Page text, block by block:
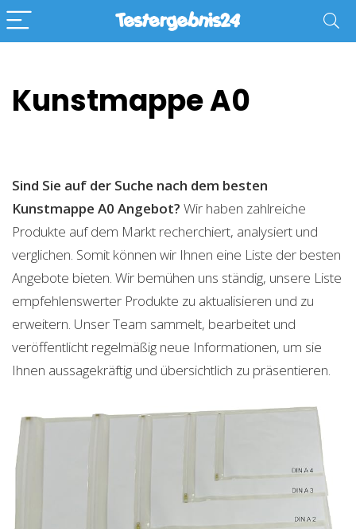
Kunstmappe A0
Sind Sie auf der Suche nach dem besten
Kunstmappe A0 Angebot? Wir haben zahlreiche
Produkte auf dem Markt recherchiert, analysiert und
verglichen. Somit können wir Ihnen eine Liste der besten
Angebote bieten. Wir bemühen uns ständig, unsere Liste
empfehlenswerter Produkte zu aktualisieren und zu
erweitern. Unser Team sammelt, bearbeitet und
veröffentlicht regelmäßig neue Informationen, um sie
Ihnen aussagekräftig und übersichtlich zu präsentieren.